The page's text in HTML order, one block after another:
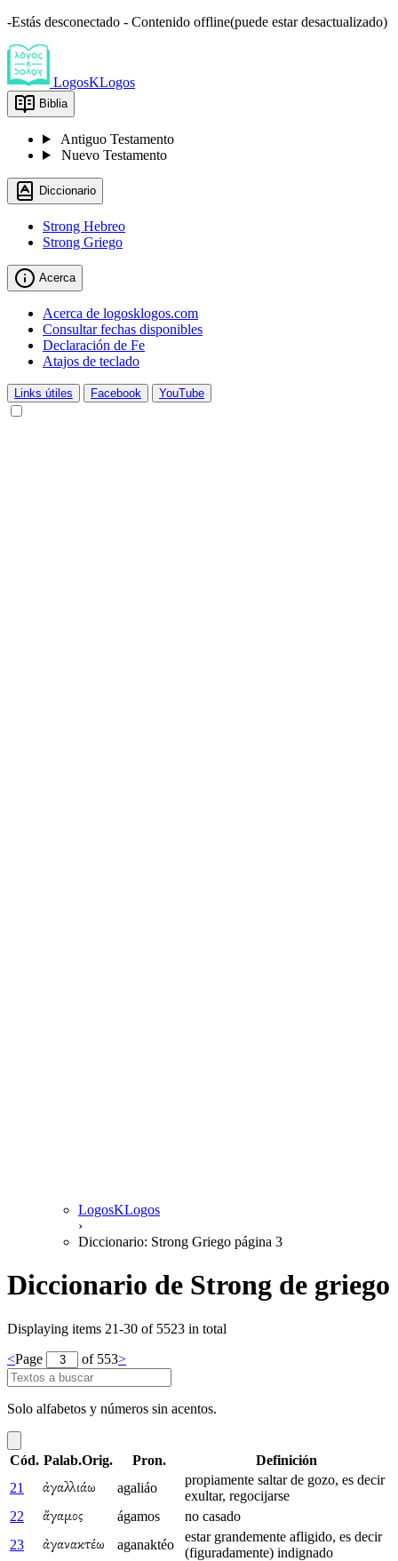
-Estás desconectado - Contenido offline(puede estar desactualizado)
LogosKLogos
Biblia
Antiguo Testamento
Nuevo Testamento
Diccionario
Strong Hebreo
Strong Griego
Acerca
Acerca de logosklogos.com
Consultar fechas disponibles
Declaración de Fe
Atajos de teclado
Links útiles Facebook YouTube
LogosKLogos
›
Diccionario: Strong Griego página 3
Diccionario de Strong de griego
Displaying items 21-30 of 5523 in total
<Page of 553>
Solo alfabetos y números sin acentos.
Cód. Palab.Orig. Pron.
Definición
21
ἀγαλλιάω agaliáo
propiamente saltar de gozo, es decir
exultar, regocijarse
22
ἄγαμος ágamos
no casado
23
ἀγανακτέω aganaktéo
estar grandemente afligido, es decir
(figuradamente) indignado